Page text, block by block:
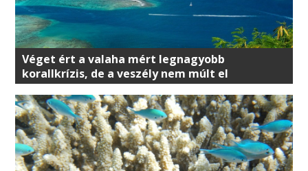
Véget ért a valaha mért legnagyobb
korallkrízis, de a veszély nem múlt el